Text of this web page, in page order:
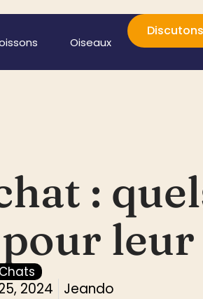
Oiseaux
Discutons
:
leur
Chats
2024 Jeando